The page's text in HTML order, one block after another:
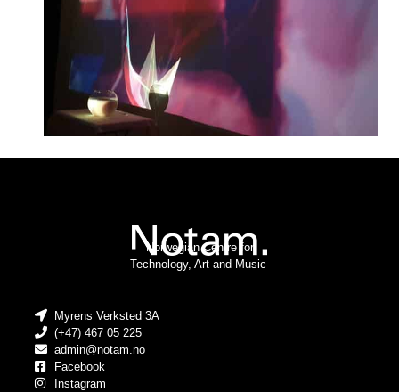
Norwegian Centre for
Technology, Art and Music
Myrens Verksted 3A
(+47) 467 05 225
admin@notam.no
Facebook
Instagram